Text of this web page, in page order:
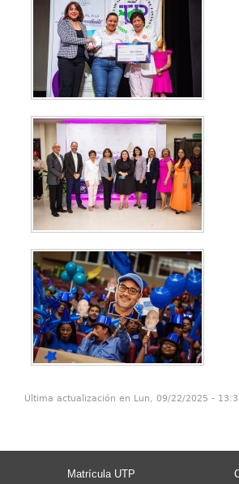
Última actualización en Lun, 09/22/2025 -
Matrícula UTP